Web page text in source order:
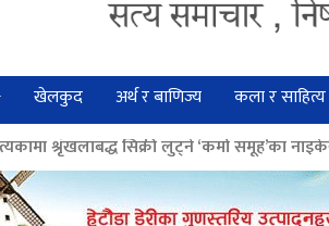
खेलकुद अर्थ र बाणिज्य कला र साहित्य
लुट्ने ‘कर्मा समूह’का नाइकेसहित पाँच पक्राउ >>